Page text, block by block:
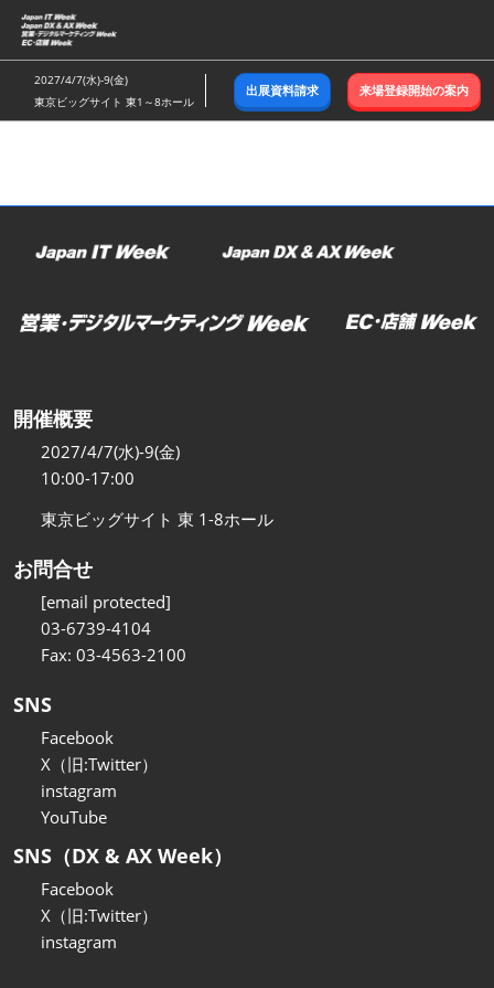
ス
キ
ッ
し
む
2027/4/7(水)-9(金)
東京ビッグサイト 東1～8ホール
出展資料請求 来場登録開始の案内
開催概要
2027/4/7(水)-9(金)
10:00-17:00
東京ビッグサイト 東 1-8ホール
お問合せ
[email protected]
03-6739-4104
Fax: 03-4563-2100
SNS
Facebook
X（旧:Twitter）
instagram
YouTube
SNS（DX & AX Week）
Facebook
X（旧:Twitter）
instagram